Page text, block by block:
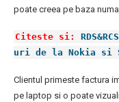
poate creea pe baza
Citeste si:
uri de la Nokia si
Clientul primeste factura
pe laptop si o poate